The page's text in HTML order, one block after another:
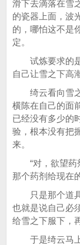
滑下去滴落在雪
的瓷器上面，波
的，哪怕这不是
定。
试炼要求的是
自己让雪之下高
绮云看向雪之
横陈在自己的面
已经没有多少的
验，根本没有把
来。
“对，欲望药剂
那个药剂给现在
只是那个道具
也就是说自己必
给雪之下服下，
于是绮云马上